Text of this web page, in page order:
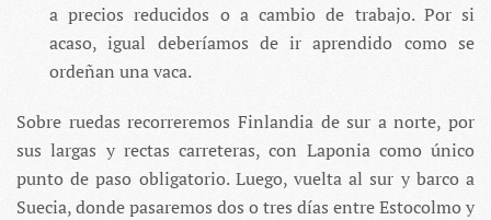
a precios reducidos o a cambio de trabajo. Por si
acaso, igual deberíamos de ir aprendido como se
ordeñan una vaca.
Sobre ruedas recorreremos Finlandia de sur a norte, por
sus largas y rectas carreteras, con Laponia como único
punto de paso obligatorio. Luego, vuelta al sur y barco a
Suecia, donde pasaremos dos o tres días entre Estocolmo y